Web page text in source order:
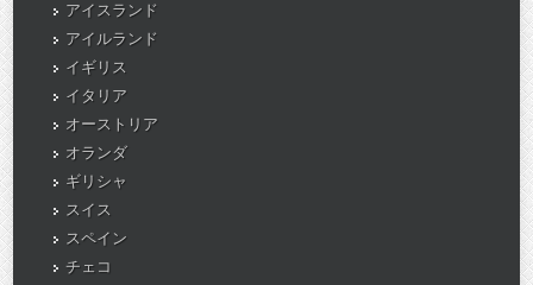
アイスランド
アイルランド
イギリス
イタリア
オーストリア
オランダ
ギリシャ
スイス
スペイン
チェコ